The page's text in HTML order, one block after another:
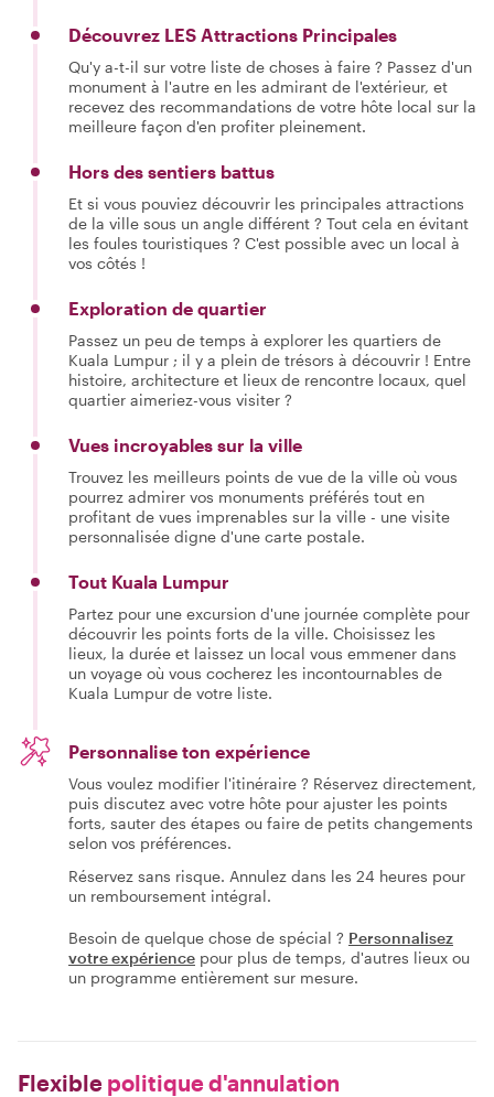
Découvrez LES Attractions Principales
Qu'y a-t-il sur votre liste de choses à faire ? Passez d'un
monument à l'autre en les admirant de l'extérieur, et
recevez des recommandations de votre hôte local sur la
meilleure façon d'en profiter pleinement.
Hors des sentiers battus
Et si vous pouviez découvrir les principales attractions
de la ville sous un angle différent ? Tout cela en évitant
les foules touristiques ? C'est possible avec un local à
vos côtés !
Exploration de quartier
Passez un peu de temps à explorer les quartiers de
Kuala Lumpur ; il y a plein de trésors à découvrir ! Entre
histoire, architecture et lieux de rencontre locaux, quel
quartier aimeriez-vous visiter ?
Vues incroyables sur la ville
Trouvez les meilleurs points de vue de la ville où vous
pourrez admirer vos monuments préférés tout en
profitant de vues imprenables sur la ville - une visite
personnalisée digne d'une carte postale.
Tout Kuala Lumpur
Partez pour une excursion d'une journée complète pour
découvrir les points forts de la ville. Choisissez les
lieux, la durée et laissez un local vous emmener dans
un voyage où vous cocherez les incontournables de
Kuala Lumpur de votre liste.
Personnalise ton expérience
Vous voulez modifier l'itinéraire ? Réservez directement,
puis discutez avec votre hôte pour ajuster les points
forts, sauter des étapes ou faire de petits changements
selon vos préférences.
Réservez sans risque. Annulez dans les 24 heures pour
un remboursement intégral.
Besoin de quelque chose de spécial ? Personnalisez
votre expérience pour plus de temps, d'autres lieux ou
un programme entièrement sur mesure.
Flexible politique d'annulation